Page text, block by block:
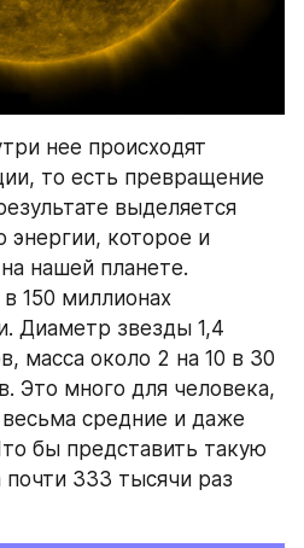
нее происходят
то есть превращение
выделяется
энергии, которое и
нашей планете.
150 миллионах
Диаметр звезды 1,4
масса около 2 на 10 в 30
Это много для человека,
средние и даже
бы представить такую
почти 333 тысячи раз